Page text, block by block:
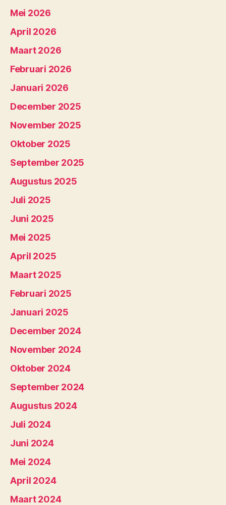
Mei 2026
April 2026
Maart 2026
Februari 2026
Januari 2026
December 2025
November 2025
Oktober 2025
September 2025
Augustus 2025
Juli 2025
Juni 2025
Mei 2025
April 2025
Maart 2025
Februari 2025
Januari 2025
December 2024
November 2024
Oktober 2024
September 2024
Augustus 2024
Juli 2024
Juni 2024
Mei 2024
April 2024
Maart 2024